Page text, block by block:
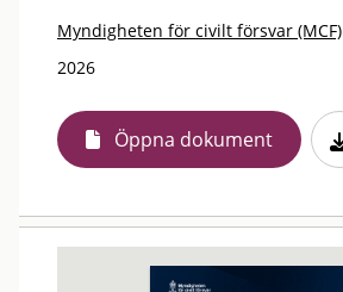
Myndigheten för civilt försvar (MCF)
2026
Öppna dokument